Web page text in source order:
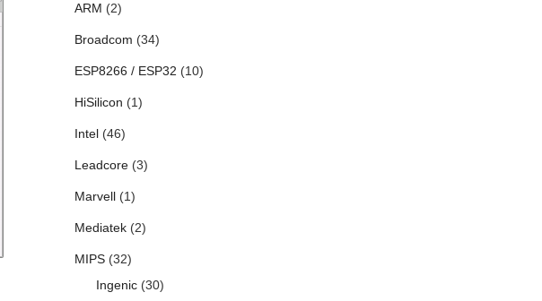
ARM (2)
Broadcom (34)
ESP8266 / ESP32 (10)
HiSilicon (1)
Intel(46)
Leadcore(3)
Marvell(1)
Mediatek(2)
MIPS(32)
Ingenic(30)